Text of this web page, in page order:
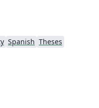
Spanish Theses